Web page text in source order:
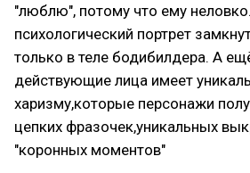
"люблю", потому что ему
психологический портрет
только в теле бодибилдера. А
действующие лица имеет
харизму,которые персонажи
цепких фразочек,уникальных
"коронных моментов"